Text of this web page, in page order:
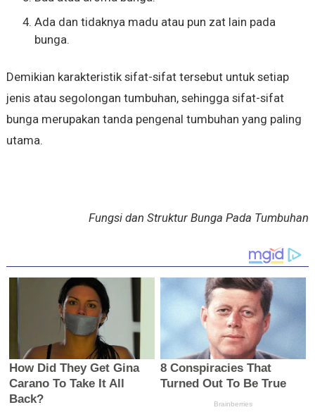
Ada dan tidaknya madu atau pun zat lain pada
bunga.
Demikian karakteristik sifat-sifat tersebut untuk setiap
jenis atau segolongan tumbuhan, sehingga sifat-sifat
bunga merupakan tanda pengenal tumbuhan yang paling
utama.
Fungsi dan Struktur Bunga Pada Tumbuhan